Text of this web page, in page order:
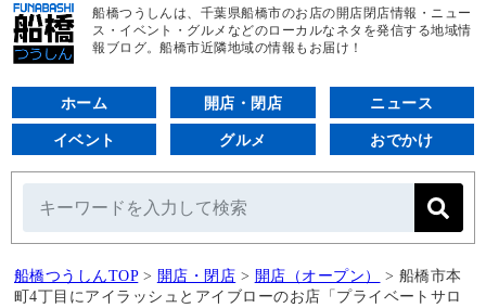
船橋つうしんは、千葉県船橋市のお店の開店閉店情報・ニュー
ス・イベント・グルメなどのローカルなネタを発信する地域情
報ブログ。船橋市近隣地域の情報もお届け！
ホーム 開店・閉店 ニュース
イベント グルメ おでかけ
船橋つうしんTOP > 開店・閉店 > 開店（オープン） > 船橋市本
町4丁目にアイラッシュとアイブローのお店「プライベートサロ